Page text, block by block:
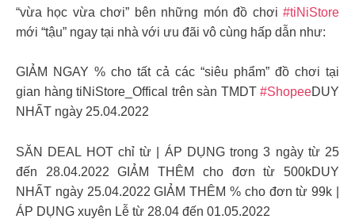
“vừa học vừa chơi” bên những món đồ chơi #tiNiStore
mới “tậu” ngay tại nhà với ưu đãi vô cùng hấp dẫn như:
GIẢM NGAY % cho tất cả các “siêu phẩm” đồ chơi tại
gian hàng tiNiStore_Offical trên sàn TMDT #ShopeeDUY
NHẤT ngày 25.04.2022
SĂN DEAL HOT chỉ từ | ÁP DỤNG trong 3 ngày từ 25
đến 28.04.2022 GIẢM THÊM cho đơn từ 500kDUY
NHẤT ngày 25.04.2022 GIẢM THÊM % cho đơn từ 99k |
ÁP DỤNG xuyên Lễ từ 28.04 đến 01.05.2022